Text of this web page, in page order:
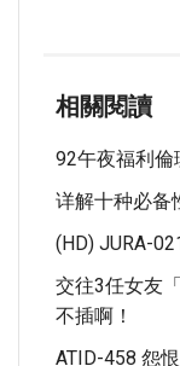
相關閱讀
92午夜福利倫
详解十种必备
(HD) JURA-
交往3任女友
不插啊！
ATID-458 怨